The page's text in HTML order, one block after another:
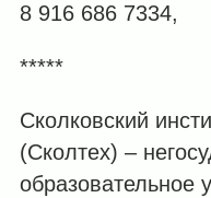
8 916 686 7334,
*****
Сколковский
(Сколтех) –
образовательное